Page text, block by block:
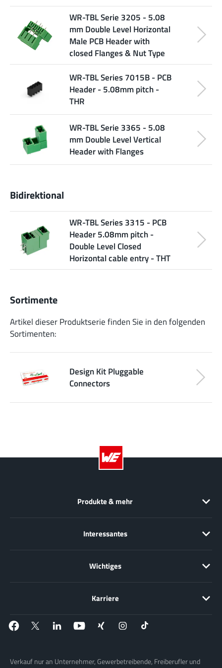
WR-TBL Serie 3205 - 5.08
mm Double Level Horizontal
Male PCB Header with
closed Flanges & Nut Type
WR-TBL Series 7015B - PCB
Header - 5.08mm pitch -
THR
WR-TBL Serie 3365 - 5.08
mm Double Level Vertical
Header with Flanges
Bidirektional
WR-TBL Series 3315 - PCB
Header 5.08mm pitch -
Double Level Closed
Horizontal cable entry - THT
Sortimente
Artikel dieser Produktserie finden Sie in den folgenden
Sortimenten:
Design Kit Pluggable
Connectors
Produkte & mehr
Interessantes
Wichtiges
Karriere
Verkauf nur an Unternehmer, Gewerbetreibende, Freiberufler und